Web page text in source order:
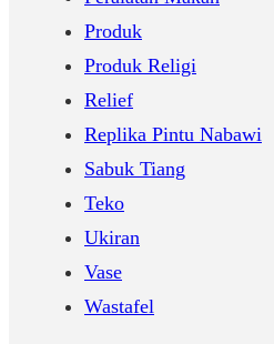
Produk
Produk Religi
Relief
Replika Pintu Nabawi
Sabuk Tiang
Teko
Ukiran
Vase
Wastafel